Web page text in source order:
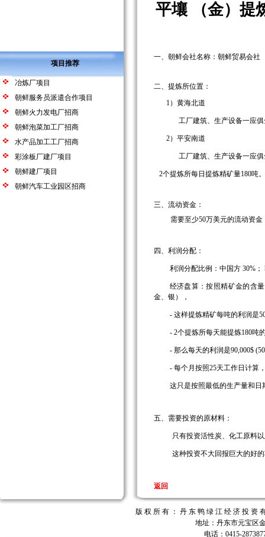
项目推荐
冶炼厂项目
朝鲜服务员派遣合作项目
朝鲜火力发电厂招商
朝鲜泡菜加工厂招商
水产品加工工厂招商
彩涂板厂建厂项目
朝鲜建厂项目
朝鲜汽车工业园区招商
平壤 （金）提
一、朝鲜会社名称：朝鲜贸易会社
二、提炼所位置：
1）黄海北道
工厂建筑、生产设备一应
2）平安南道
工厂建筑、生产设备一应
2个提炼所每日提炼精矿量180吨。
三、流动资金：
需要至少50万美元的流动资金
四、利润分配：
利润分配比例：中国方30%；
经济盘算：按照精矿金的含量
金、银），
- 这样提炼精矿每吨的利润是
- 2个提炼所每天能提炼180吨
- 那么每天的利润是90,000$
- 每个月按照25天工作日计算
这只是按照最低的生产量和日
五、需要投资的原材料：
只有投资活性炭、化工原料
这种投资不大回报巨大的好
返回
版 权 所 有 ： 丹 东 鸭 绿 江 经 济 投
地址：丹东市元宝区
电话：0415-